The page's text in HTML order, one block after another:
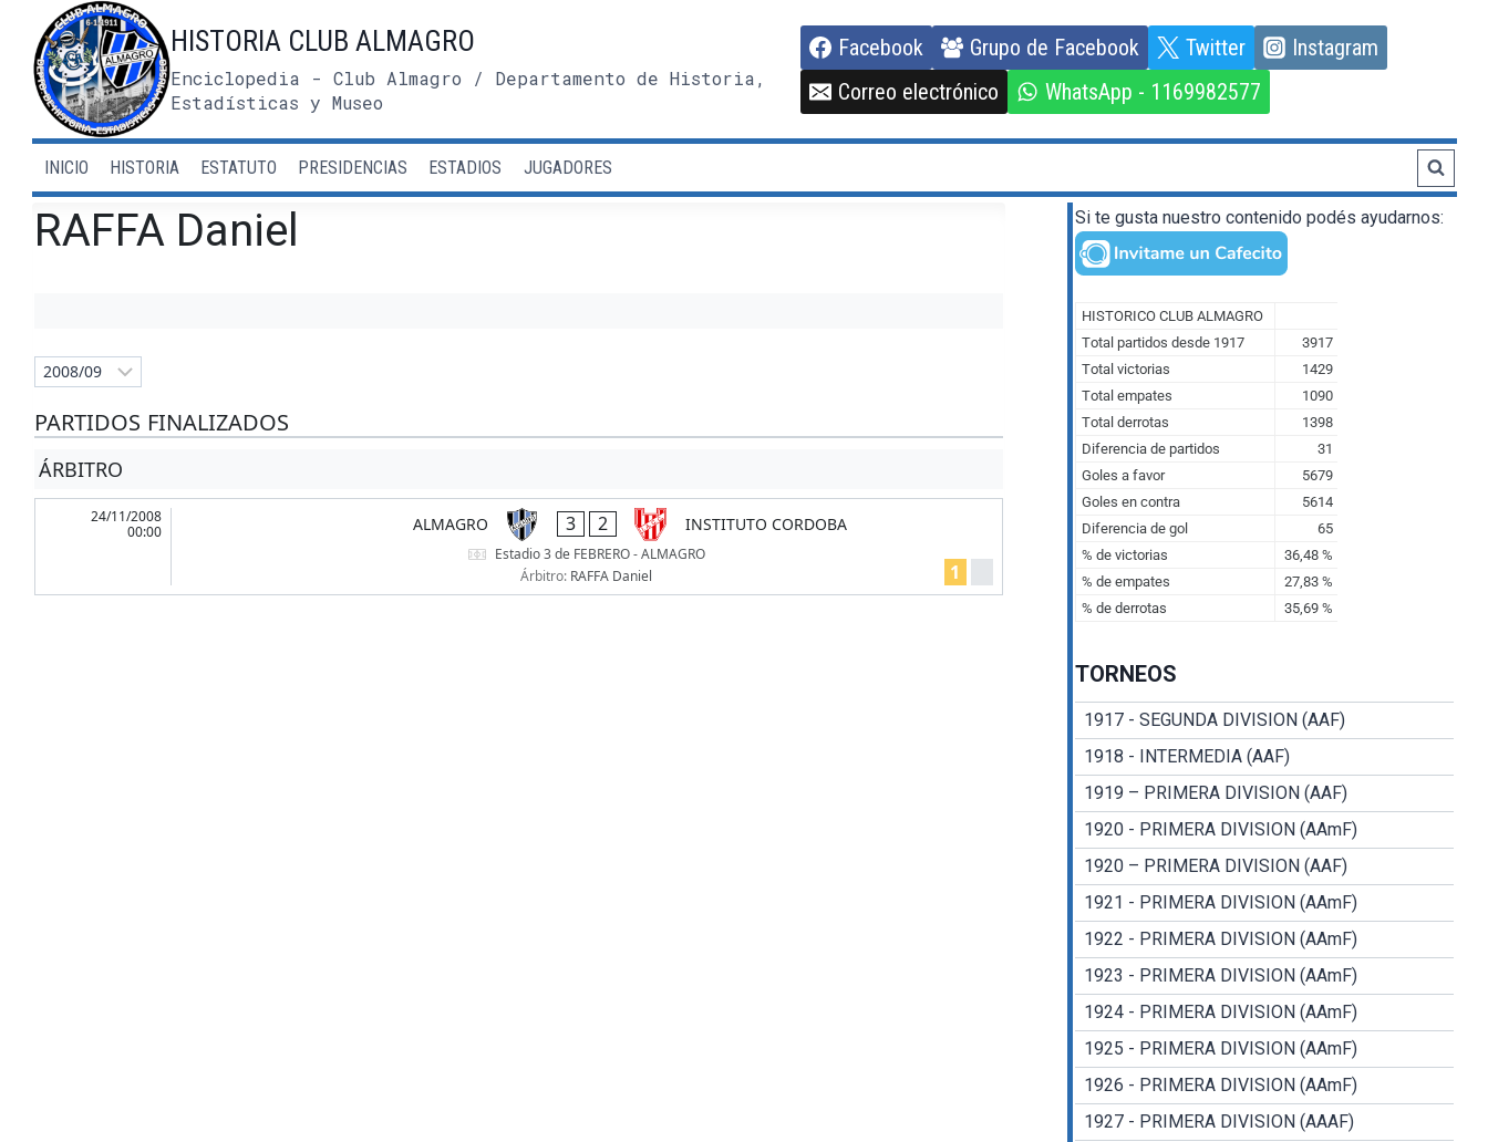
contenido
HISTORIA CLUB ALMAGRO
Enciclopedia - Club Almagro / Departamento de Historia,
Estadísticas y Museo
Facebook Grupo de Facebook Twitter
Instagram
Correo electrónico
WhatsApp - 1169982577
INICIO HISTORIA ESTATUTO PRESIDENCIAS ESTADIOS JUGADORES
RAFFA Daniel
PARTIDOS FINALIZADOS
ÁRBITRO
24/11/2008
00:00
ALMAGRO 3 2 INSTITUTO CORDOBA
Estadio 3 de FEBRERO - ALMAGRO
Árbitro: RAFFA Daniel 1
Si te gusta nuestro contenido podés ayudarnos:
TORNEOS
1917 - SEGUNDA DIVISION (AAF)
1918 - INTERMEDIA (AAF)
1919 – PRIMERA DIVISION (AAF)
1920 - PRIMERA DIVISION (AAmF)
1920 – PRIMERA DIVISION (AAF)
1921 - PRIMERA DIVISION (AAmF)
1922 - PRIMERA DIVISION (AAmF)
1923 - PRIMERA DIVISION (AAmF)
1924 - PRIMERA DIVISION (AAmF)
1925 - PRIMERA DIVISION (AAmF)
1926 - PRIMERA DIVISION (AAmF)
1927 - PRIMERA DIVISION (AAAF)